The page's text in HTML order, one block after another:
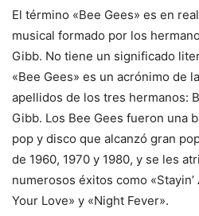
El término «Bee Gees» es en
musical formado por los
Gibb. No tiene un significado
«Bee Gees» es un acrónimo de
apellidos de los tres hermanos:
Gibb. Los Bee Gees fueron una
pop y disco que alcanzó gran
de 1960, 1970 y 1980, y se les
numerosos éxitos como
Your Love» y «Night Fever».